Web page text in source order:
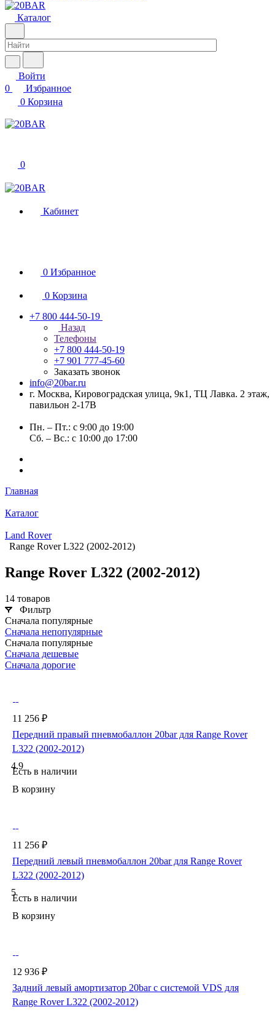
Каталог
Войти
0
Избранное
0 Корзина
0
Кабинет
0 Избранное
0 Корзина
+7 800 444-50-19
Назад
Телефоны
+7 800 444-50-19
+7 901 777-45-60
Заказать звонок
info@20bar.ru
г. Москва, Кировоградская улица, 9к1, ТЦ Лавка. 2 этаж,
павильон 2-17В
Пн. – Пт.: с 9:00 до 19:00
Сб. – Вс.: с 10:00 до 17:00
Главная
Каталог
Land Rover
Range Rover L322 (2002-2012)
Range Rover L322 (2002-2012)
14 товаров
Фильтр
Сначала популярные
Сначала непопулярные
Сначала популярные
Сначала дешевые
Сначала дорогие
11 256 ₽
Передний правый пневмобаллон 20bar для Range Rover
L322 (2002-2012)
4.9
Есть в наличии
В корзину
11 256 ₽
Передний левый пневмобаллон 20bar для Range Rover
L322 (2002-2012)
5
Есть в наличии
В корзину
12 936 ₽
Задний левый амортизатор 20bar с системой VDS для
Range Rover L322 (2002-2012)